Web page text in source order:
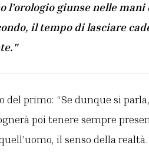
l’orologio giunse nelle
il tempo di lasciare
del primo: “Se dunque si
poi tenere sempre
il senso della